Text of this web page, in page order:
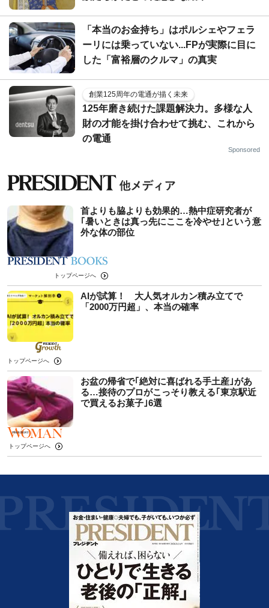
「本当のお金持ち」はポルシェやフェラ
ーリには乗っていない...FPが実際に目に
した「富裕層のクルマ」の真実
創業125周年の電通が描く未来
125年磨き続けた課題解決力。多様な人
財の才能を掛け合わせて挑む、これから
の電通
Sponsored
首よりも脇よりも効果的…熱中症研究者が
｢暑いときは真っ先にここを冷やせ｣という意
外な体の部位
トップページへ
AIが試算！ 大人気オルカン積み立てで
「2000万円超」、本当の確率
トップページへ
お盆の帰省で｢絶対に喜ばれる手土産｣があ
る…接待のプロがこっそり教える｢東京駅近
で買えるお菓子｣6選
トップページへ